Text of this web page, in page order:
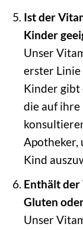
Ist der
Kinder
Unser
erster
Kinder gibt
die auf ihre
Apotheker,
Kind
Enthält
Gluten
Unser